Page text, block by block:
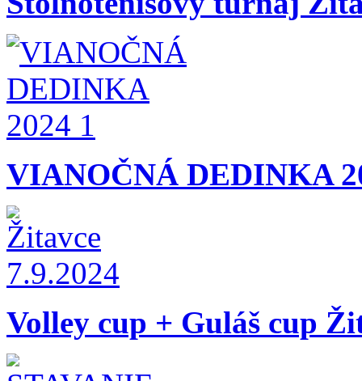
VIANOČNÁ DEDINKA
Volley cup + Guláš cup